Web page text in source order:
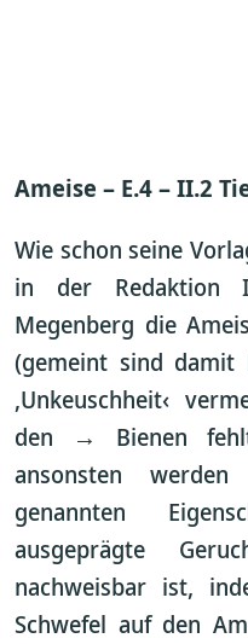
Ameise – E.4 – II.2
Wie schon seine
in der Redaktion
Megenberg die
(gemeint sind damit
‚Unkeuschheit‹
den → Bienen
ansonsten
genannten
ausgeprägte
nachweisbar ist,
Schwefel auf den